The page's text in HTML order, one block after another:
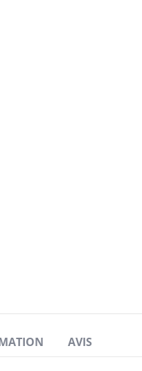
AVIS